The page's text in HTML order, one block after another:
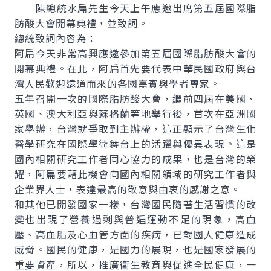
陳總統水扁先生今天上午應邀出席第五屆國際脂
肪酸大會開幕典禮，並致詞。
總統致詞內容為：
阿扁今天非常高興應邀參加第五屆國際脂肪酸大會的
開幕典禮。在此，阿扁首先要代表中華民國政府與台
灣人民歡迎遠道而來的各國嘉賓與學者專家。
五年召開一次的國際脂肪酸大會，繼前四屆在美國、
英國、澳大利亞與蘇格蘭等地舉行後，首次在亞洲國
家舉辦，台灣就爭取到主辦權，這正顯示了台灣生化
醫學研究在國際學術舞台上的活躍與優異表現。這是
國內相關研究工作者同心協力的成果，也是台灣的榮
耀，阿扁要藉此機會向國內相關領域的研究工作者與
企業界人士，表達最高的敬意與由衷的感謝之意。
和其他已開發國家一樣，台灣國民隨著生活習慣的改
變也出現了營養過剩與普遍運動不足的現象，高血
壓、高血脂及心血管方面的疾病，已對國人健康造成
威脅。國民的健康，是國力的展現，也是國家發展的
重要資產，所以，推廣衛生教育與促進全民健康，一